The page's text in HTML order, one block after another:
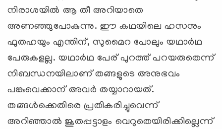
നിരാശയില്‍ ആ തീ അറിയാതെ
അണഞ്ഞുപോകുന്നു. ഈ കഥയിലെ ഹസനും
ഫുതഹയും എന്തിന്, സുമൈറ പോലും യഥാര്‍ഥ
പേരുകളല്ല. യഥാര്‍ഥ പേര് പുറത്ത് പറയരുതെന്ന്
നിബന്ധനയിലാണ് തങ്ങളുടെ അനുഭവം
പങ്കുവെക്കാന് അവര്‍ തയ്യാറായത്.
തങ്ങള്‍ക്കെതിരെ പ്രതികരിച്ചുവെന്ന്
അറിഞ്ഞാല്‍ ജൂതപ്പട്ടാളം വെറുതെയിരിക്കില്ലെന്ന്